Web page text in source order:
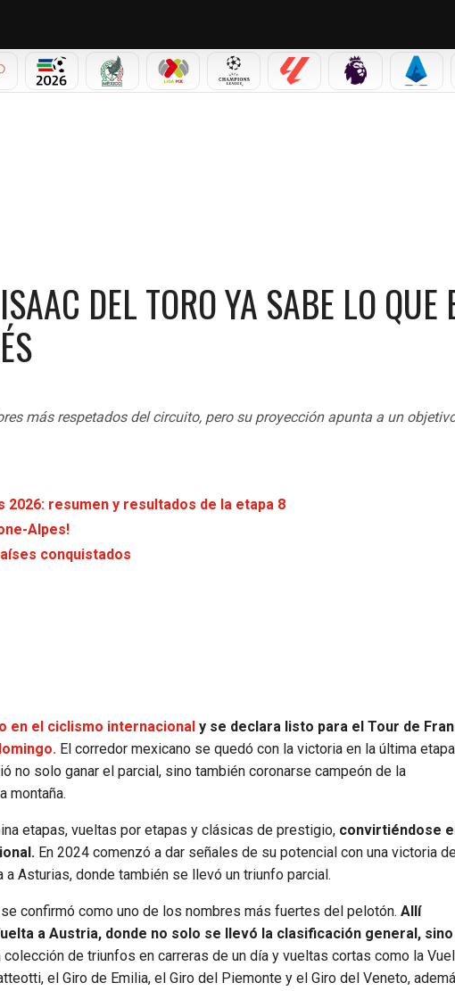
MUNDIAL 2026SELECCIÓN MEXICANA
LIGA MX CHAMPIONS LEAGUE
LALIGA PREMIER LEAGUE
SERIE A
DEL TORO YA SABE LO QUE
más respetados del circuito, pero su proyección apunta a un
resumen y resultados de la etapa 8
Alpes!
conquistados
en el ciclismo internacional y se declara listo para el Tour de
El corredor mexicano se quedó con la victoria en la última
no solo ganar el parcial, sino también coronarse campeón de la
montaña.
etapas, vueltas por etapas y clásicas de prestigio, convirtiéndose
En 2024 comenzó a dar señales de su potencial con una victoria
Asturias, donde también se llevó un triunfo parcial.
confirmó como uno de los nombres más fuertes del pelotón. Allí
a Austria, donde no solo se llevó la clasificación general, sino
de triunfos en carreras de un día y vueltas cortas como la
el Giro de Emilia, el Giro del Piemonte y el Giro del Veneto,